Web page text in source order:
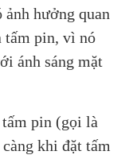
ảnh hưởng quan
tấm pin, vì nó
ánh sáng mặt
pin (gọi là
khi đặt tấm